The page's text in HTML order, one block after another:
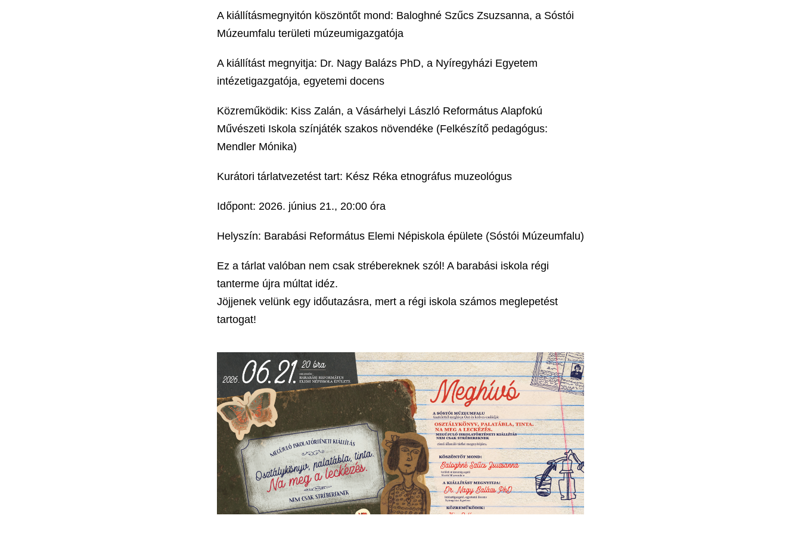
A kiállításmegnyitón köszöntőt mond: Baloghné Szűcs Zsuzsanna, a Sóstói
Múzeumfalu területi múzeumigazgatója
A kiállítást megnyitja: Dr. Nagy Balázs PhD, a Nyíregyházi Egyetem
intézetigazgatója, egyetemi docens
Közreműködik: Kiss Zalán, a Vásárhelyi László Református Alapfokú
Művészeti Iskola színjáték szakos növendéke (Felkészítő pedagógus:
Mendler Mónika)
Kurátori tárlatvezetést tart: Kész Réka etnográfus muzeológus
Időpont: 2026. június 21., 20:00 óra
Helyszín: Barabási Református Elemi Népiskola épülete (Sóstói Múzeumfalu)
Ez a tárlat valóban nem csak strébereknek szól! A barabási iskola régi
tanterme újra múltat idéz.
Jöjjenek velünk egy időutazásra, mert a régi iskola számos meglepetést
tartogat!